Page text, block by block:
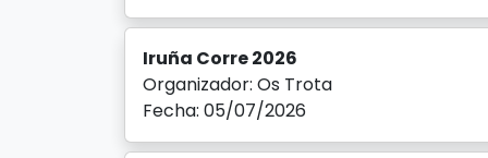
Iruña Corre 2026
Organizador: Os Trota
Fecha: 05/07/2026